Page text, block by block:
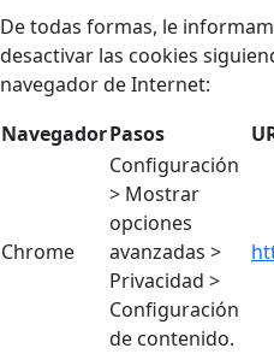
De todas formas, le
desactivar las cookies
navegador de Internet:
NavegadorPasos
Chrome
Configuración
> Mostrar
opciones
avanzadas >
Privacidad >
Configuración
de contenido.